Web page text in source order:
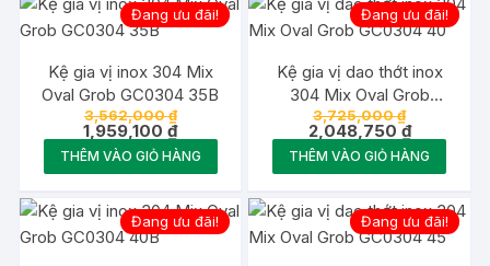
Đang ưu đãi!
Kệ gia vị inox 304 Mix
Oval Grob GC0304 35B
3,562,000₫Giá
gốc
là:
3,562,000 ₫.
1,959,100₫Giá
hiện
tại
là:
1,959,100 ₫.
THÊM VÀO GIỎ HÀNG
Đang ưu đãi!
Kệ gia vị dao thớt inox
304 Mix Oval Grob
GC0304 40
3,725,000₫Giá
gốc
là:
3,725,000
2,048,750₫Giá
hiện
tại
là:
THÊM VÀO GIỎ HÀNG
Đang ưu đãi! Đang ưu đãi!